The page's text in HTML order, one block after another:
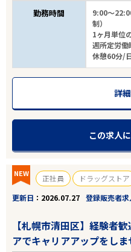
勤務時間
9:00～
制）
1ヶ月単位
週所定労
休憩60分/
詳
この求人
NEW 正社員
ドラッグストア
更新日
2026.07.27 登録販売者求
【札幌市清田区】経験者
アでキャリアアップをしま